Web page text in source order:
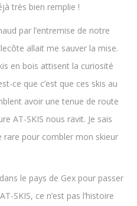
très bien remplie !
par l’entremise de notre
allait me sauver la mise.
en bois attisent la curiosité
ce que c’est que ces skis au
avoir une tenue de route
AT-SKIS nous ravit. Je sais
rare pour combler mon skieur
le pays de Gex pour passer
SKIS, ce n’est pas l’histoire